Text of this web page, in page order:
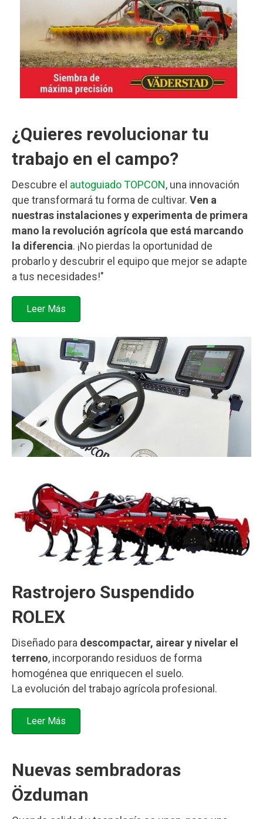
¿Quieres revolucionar tu
trabajo en el campo?
Descubre el autoguiado TOPCON, una innovación
que transformará tu forma de cultivar. Ven a
nuestras instalaciones y experimenta de primera
mano la revolución agrícola que está marcando
la diferencia. ¡No pierdas la oportunidad de
probarlo y descubrir el equipo que mejor se adapte
a tus necesidades!"
Leer Más
Rastrojero Suspendido
ROLEX
Diseñado para descompactar, airear y nivelar el
terreno, incorporando residuos de forma
homogénea que enriquecen el suelo.
La evolución del trabajo agrícola profesional.
Leer Más
Nuevas sembradoras
Özduman